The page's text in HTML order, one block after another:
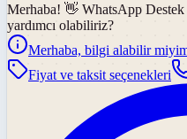
Merhaba! 👋 WhatsApp Destek
yardımcı olabiliriz?
Merhaba, bilgi alabilir
Fiyat ve taksit seçenekleri